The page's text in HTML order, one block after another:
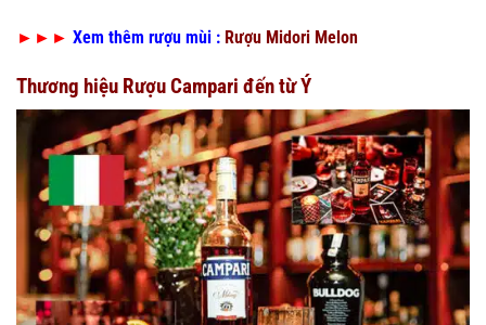
►►► Xem thêm rượu mùi : Rượu Midori Melon
Thương hiệu Rượu Campari đến từ Ý